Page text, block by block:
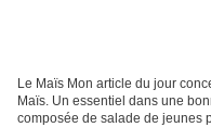
Le Maïs Mon article du jour concerne un légume très connu. J'ai nommé : Le
Maïs. Un essentiel dans une
composée de salade de jeunes